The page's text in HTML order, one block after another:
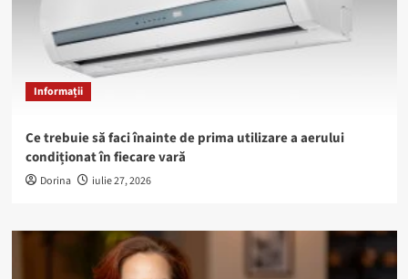
Informații
Ce trebuie să faci înainte de prima utilizare a aerului
condiționat în fiecare vară
Dorina iulie 27, 2026